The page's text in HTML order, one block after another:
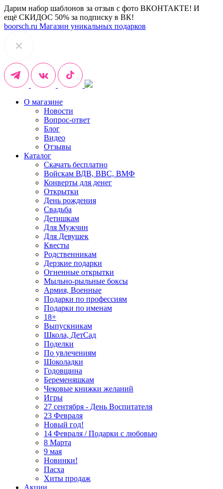
Дарим набор шаблонов за отзыв с фото ВКОНТАКТЕ! И
ещё СКИДОС 50% за подписку в ВК!
boorsch.ru Магазин уникальных подарков
О магазине
Новости
Вопрос-ответ
Блог
Видео
Отзывы
Каталог
Скачать бесплатно
Войскам ВДВ, ВВС, ВМФ
Конверты для денег
Открытки
День рождения
Свадьба
Детишкам
Для Мужчин
Для Девушек
Квесты
Родственникам
Дерзкие подарки
Огненные открытки
Мыльно-рыльные боксы
Армия, Военные
Подарки по профессиям
Подарки по именам
18+
Выпускникам
Школа, ДетСад
Поделки
По увлечениям
Шоколадки
Годовщина
Беременяшкам
Чековые книжки желаний
Игры
27 сентября - День Воспитателя
23 Февраля
Новый год!
14 Февраля / Подарки с любовью
8 Марта
9 мая
Новинки!
Пасха
Хиты продаж
Акции